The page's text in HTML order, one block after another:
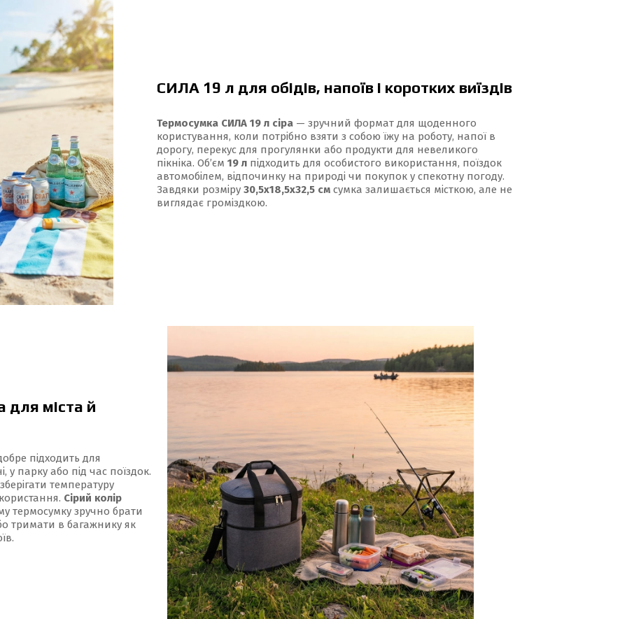
СИЛА 19 л для обідів, напоїв і коротких виїздів
Термосумка СИЛА 19 л сіра — зручний формат для щоденного
користування, коли потрібно взяти з собою їжу на роботу, напої в
дорогу, перекус для прогулянки або продукти для невеликого
пікніка. Об’єм 19 л підходить для особистого використання, поїздок
автомобілем, відпочинку на природі чи покупок у спекотну погоду.
Завдяки розміру 30,5х18,5х32,5 см сумка залишається місткою, але не
виглядає громіздкою.
для міста й
підходить для
парку або під час поїздок.
температуру
Сірий колір
термосумку зручно брати
тримати в багажнику як